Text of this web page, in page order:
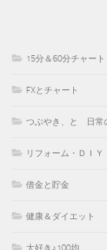
15分＆60分チャート
FXとチャート
つぶやき、と 日常
リフォーム・ＤＩＹ
借金と貯金
健康＆ダイエット